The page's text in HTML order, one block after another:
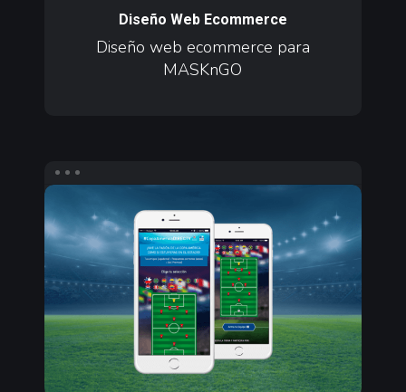
ecommerce
MASKnGO
Diseño Web Ecommerce
Diseño web ecommerce para
MASKnGO
App
Móvil
DirecTV
Copa
América